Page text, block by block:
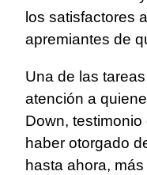
los satisfactores
apremiantes de
Una de las
atención a
Down,
haber otorgado
hasta ahora,